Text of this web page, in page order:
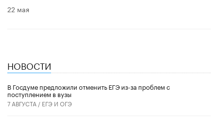
22 мая
НОВОСТИ
В Госдуме предложили отменить ЕГЭ из-за проблем с
поступлением в вузы
7 АВГУСТА / ЕГЭ И ОГЭ